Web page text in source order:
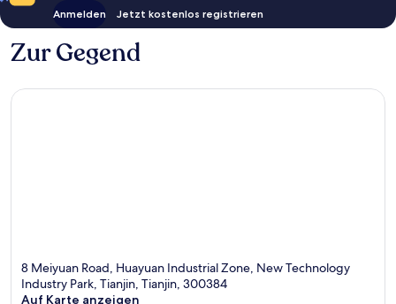
Anmelden Jetzt kostenlos registrieren
Zur Gegend
8 Meiyuan Road, Huayuan Industrial Zone, New Technology
Industry Park, Tianjin, Tianjin, 300384
Auf Karte anzeigen